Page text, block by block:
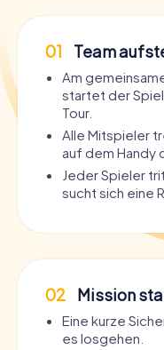
01 Team
Am
startet der
Tour.
Alle Mitspieler
auf dem Handy
Jeder Spieler
sucht sich eine
02 Mission
Eine kurze
es losgehen.